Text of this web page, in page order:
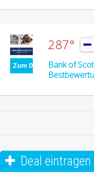
Zum Deal
287° 
Bank of
 Deal eintragen